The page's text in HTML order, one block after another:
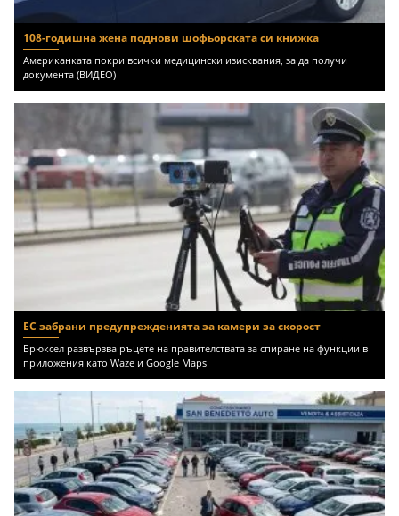
108-годишна жена поднови шофьорската си книжка
Американката покри всички медицински изисквания, за да получи
документа (ВИДЕО)
ЕС забрани предупрежденията за камери за скорост
Брюксел развързва ръцете на правителствата за спиране на функции в
приложения като Waze и Google Maps